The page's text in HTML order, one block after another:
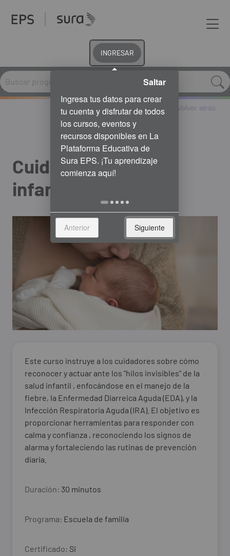
INGRESAR
Volver atrás
Cuidando la salud
infantil día a día
Este curso instruye a los cuidadores sobre cómo
reconocer y actuar ante los "hilos invisibles" de la
salud infantil , enfocándose en el manejo de la
fiebre, la Enfermedad Diarreica Aguda (EDA), y la
Infección Respiratoria Aguda (IRA). El objetivo es
proporcionar herramientas para responder con
calma y confianza , reconociendo los signos de
alarma y fortaleciendo las rutinas de prevención
diaria.
Duración: 30 minutos
Programa: Escuela de familia
Certificado: Si
Saltar
Anterior Siguiente